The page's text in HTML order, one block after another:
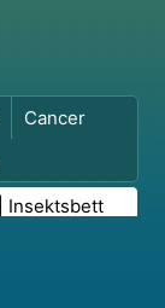
Cancer
Insektsbett